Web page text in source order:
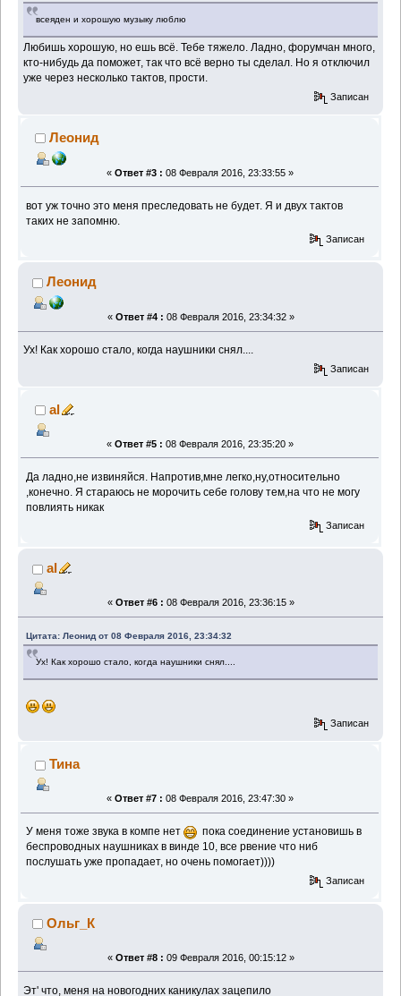
всеяден и хорошую музыку люблю
Любишь хорошую, но ешь всё. Тебе тяжело. Ладно, форумчан много,
кто-нибудь да поможет, так что всё верно ты сделал. Но я отключил
уже через несколько тактов, прости.
Записан
Леонид
« Ответ #3 : 08 Февраля 2016, 23:33:55 »
вот уж точно это меня преследовать не будет. Я и двух тактов
таких не запомню.
Записан
Леонид
« Ответ #4 : 08 Февраля 2016, 23:34:32 »
Ух! Как хорошо стало, когда наушники снял....
Записан
al
« Ответ #5 : 08 Февраля 2016, 23:35:20 »
Да ладно,не извиняйся. Напротив,мне легко,ну,относительно
,конечно. Я стараюсь не морочить себе голову тем,на что не могу
повлиять никак
Записан
al
« Ответ #6 : 08 Февраля 2016, 23:36:15 »
Цитата: Леонид от 08 Февраля 2016, 23:34:32
Ух! Как хорошо стало, когда наушники снял....
Записан
Тина
« Ответ #7 : 08 Февраля 2016, 23:47:30 »
У меня тоже звука в компе нет
пока соединение установишь в
беспроводных наушниках в винде 10, все рвение что ниб
послушать уже пропадает, но очень помогает))))
Записан
Ольг_К
« Ответ #8 : 09 Февраля 2016, 00:15:12 »
Эт' что, меня на новогодних каникулах зацепило